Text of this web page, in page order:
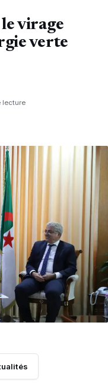
virage
verte
lecture